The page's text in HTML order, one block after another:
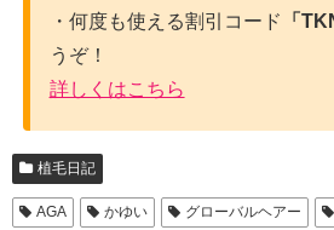
・何度も使える割引コード 「
うぞ！
詳しくはこちら
植毛日記
AGA かゆい グローバルヘアー